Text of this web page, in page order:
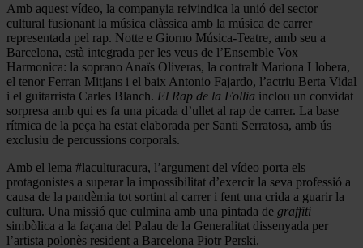
Amb aquest vídeo, la companyia reivindica la unió del sector
cultural fusionant la música clàssica amb la música de carrer
representada pel rap. Notte e Giorno Música-Teatre, amb seu a
Barcelona, està integrada per les veus de l’Ensemble Vox
Harmonica: la soprano Anaïs Oliveras, la contralt Mariona Llobera,
el tenor Ferran Mitjans i el baix Antonio Fajardo, l’actriu Berta Vidal
i el guitarrista Carles Blanch. El Rap de la Follia inclou un convidat
sorpresa amb qui es fa una picada d’ullet al rap de carrer. La base
rítmica de la peça ha estat elaborada per Santi Serratosa, amb ús
exclusiu de percussions corporals.
Amb el lema #laculturacura, l’argument del vídeo porta els
protagonistes a superar la impossibilitat d’exercir la seva professió a
causa de la pandèmia tot sortint al carrer i fent una crida a guarir la
cultura. Una missió que culmina amb una pintada de graffiti
simbòlica a la façana del Palau de la Generalitat dissenyada per
l’artista polonès resident a Barcelona Piotr Perski.